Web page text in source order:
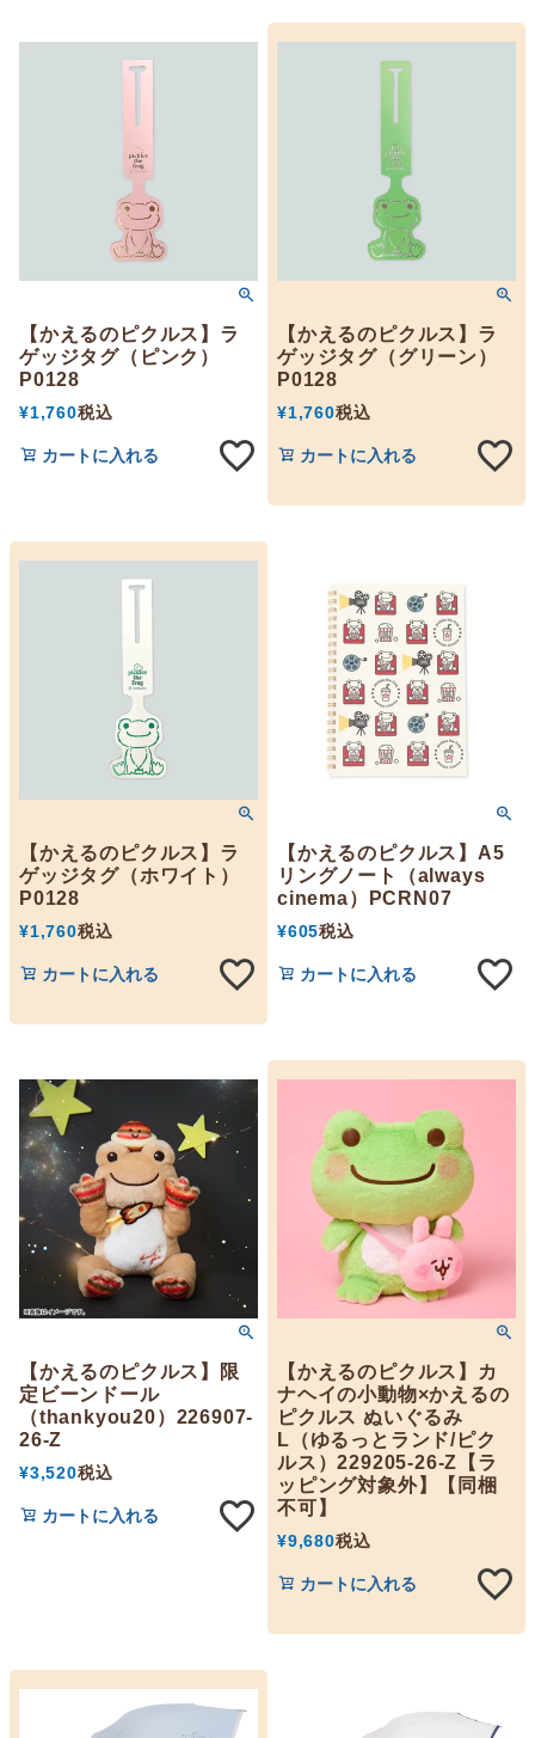
【かえるのピクルス】ラ
ゲッジタグ（ピンク）
P0128
¥1,760税込
カートに入れる
【かえるのピクルス】ラ
ゲッジタグ（グリーン）
P0128
¥1,760税込
カートに入れる
【かえるのピクルス】ラ
ゲッジタグ（ホワイト）
P0128
¥1,760税込
カートに入れる
【かえるのピクルス】A5
リングノート（always
cinema）PCRN07
¥605税込
カートに入れる
【かえるのピクルス】限
定ビーンドール
（thankyou20）226907-
26-Z
¥3,520税込
カートに入れる
【かえるのピクルス】カ
ナヘイの小動物×かえるの
ピクルス ぬいぐるみ
L（ゆるっとランド/ピク
ルス）229205-26-Z【ラ
ッピング対象外】【同梱
不可】
¥9,680税込
カートに入れる